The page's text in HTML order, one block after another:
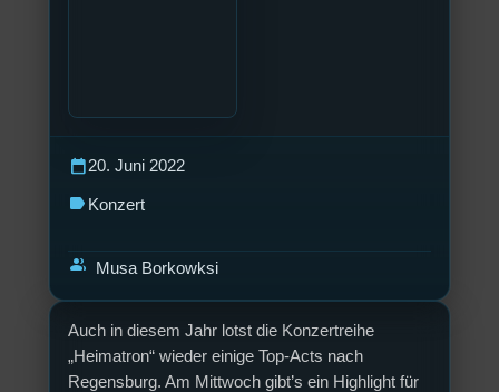
Auch in diesem Jahr lotst die Konzertreihe
„Heimatron“ wieder einige Top-Acts nach
Regensburg. Am Mittwoch gibt’s ein Highlight für
calendar_today20. Juni 2022
label Konzert
group Musa Borkowksi